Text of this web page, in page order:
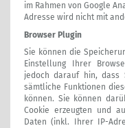
im Rahmen von Google
Adresse wird nicht mit
Browser Plugin
Sie können die
Einstellung Ihrer
jedoch darauf hin, dass
sämtliche Funktionen
können. Sie können
Cookie erzeugten und
Daten (inkl. Ihrer IP-